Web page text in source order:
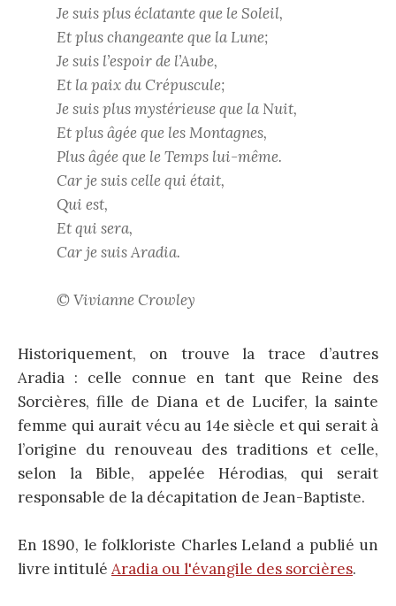
Je suis plus éclatante que le Soleil,
Et plus changeante que la Lune;
Je suis l’espoir de l’Aube,
Et la paix du Crépuscule;
Je suis plus mystérieuse que la Nuit,
Et plus âgée que les Montagnes,
Plus âgée que le Temps lui-même.
Car je suis celle qui était,
Qui est,
Et qui sera,
Car je suis Aradia.
© Vivianne Crowley
Historiquement, on trouve la trace d’autres
Aradia : celle connue en tant que Reine des
Sorcières, fille de Diana et de Lucifer, la sainte
femme qui aurait vécu au 14e siècle et qui serait à
l’origine du renouveau des traditions et celle,
selon la Bible, appelée Hérodias, qui serait
responsable de la décapitation de Jean-Baptiste.
En 1890, le folkloriste Charles Leland a publié un
livre intitulé Aradia ou l'évangile des sorcières.